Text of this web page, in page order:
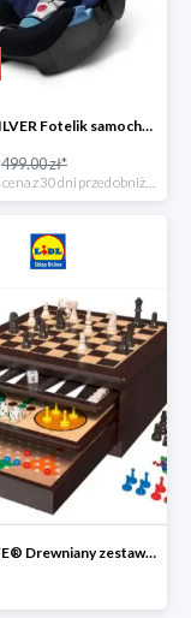
CYBEX SILVER Fotelik samochodowy + dostawa gratis!
499.00 zł*
*najniższa cena z 30 dni przed obniżką
PLAYTIVE® Drewniany zestaw gier 10 w 1